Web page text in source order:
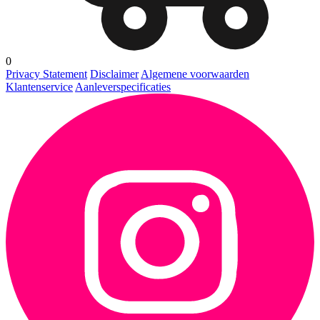
0
Privacy Statement Disclaimer Algemene voorwaarden
Klantenservice Aanleverspecificaties